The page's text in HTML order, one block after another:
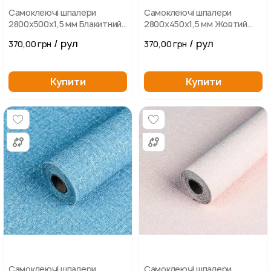
Самоклеючі шпалери
2800х500х1,5 мм Блакитний
370,00 грн / рул
Купити
Самоклеючі шпалери
2800х450х1,5 мм Жовтий
370,00 грн / рул
Купити